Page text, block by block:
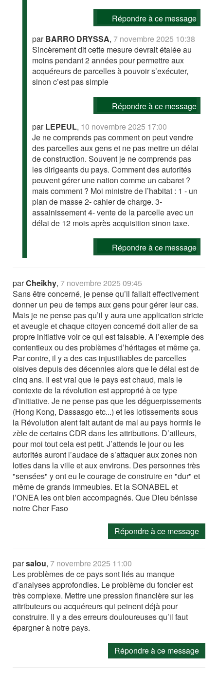
Répondre à ce message
parBARRO DRYSSA,7 novembre 2025 10:38
Sincèrement dit cette mesure devrait étalée au
moins pendant 2 années pour permettre aux
acquéreurs de parcelles à pouvoir s’exécuter,
sinon c’est pas simple
Répondre à ce message
parLEPEUL, 10 novembre 2025 17:00
Je ne comprends pas comment on peut vendre
des parcelles aux gens et ne pas mettre un délai
de construction. Souvent je ne comprends pas
les dirigeants du pays. Comment des autorités
peuvent gérer une nation comme un cabaret ?
mais comment ? Moi ministre de l’habitat : 1 - un
plan de masse 2- cahier de charge. 3-
assainissement 4- vente de la parcelle avec un
délai de 12 mois après acquisition sinon taxe.
Répondre à ce message
parCheikhy,7 novembre 2025 09:45
Sans être concerné, je pense qu’il fallait effectivement
donner un peu de temps aux gens pour gérer leur cas.
Mais je ne pense pas qu’il y aura une application stricte
et aveugle et chaque citoyen concerné doit aller de sa
propre initiative voir ce qui est faisable. A l’exemple des
contentieux ou des problèmes d’héritages et même ça.
Par contre, il y a des cas injustifiables de parcelles
oisives depuis des décennies alors que le délai est de
cinq ans. Il est vrai que le pays est chaud, mais le
contexte de la révolution est approprié à ce type
d’initiative. Je ne pense pas que les déguerpissements
(Hong Kong, Dassasgo etc...) et les lotissements sous
la Révolution aient fait autant de mal au pays hormis le
zèle de certains CDR dans les attributions. D’ailleurs,
pour moi tout cela est petit. J’attends le jour ou les
autorités auront l’audace de s’attaquer aux zones non
loties dans la ville et aux environs. Des personnes très
"sensées" y ont eu le courage de construire en "dur" et
même de grands immeubles. Et la SONABEL et
l’ONEA les ont bien accompagnés. Que Dieu bénisse
notre Cher Faso
Répondre à ce message
parsalou,7 novembre 2025 11:00
Les problèmes de ce pays sont liés au manque
d’analyses approfondies. Le problème du foncier est
très complexe. Mettre une pression financière sur les
attributeurs ou acquéreurs qui peinent déjà pour
construire. Il y a des erreurs douloureuses qu’il faut
épargner à notre pays.
Répondre à ce message